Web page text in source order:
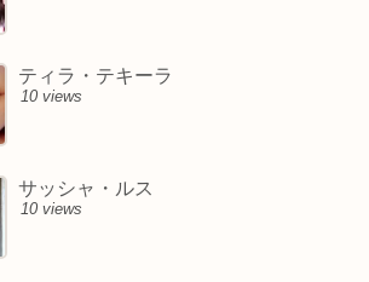
ティラ・テキーラ
10 views
サッシャ・ルス
10 views